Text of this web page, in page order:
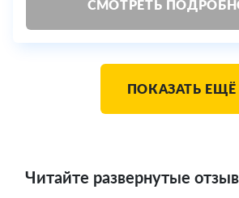
СМОТРЕТЬ
ПОКАЗАТЬ ЕЩЁ
Читайте развернутые